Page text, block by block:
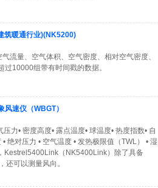
筑暖通行业)(NK5200)
流量、空气体积、空气密度、相对空气密度、
过10000组带有时间戳的数据。
速仪（WBGT）
力• 密度高度• 露点温度• 球温度• 热度指数• 自
绝对压力 • 空气温度 • 发热极限值（TWL） • 湿
Kestrel5400Link（NK5400Link）除了具备
还可以测量风向。